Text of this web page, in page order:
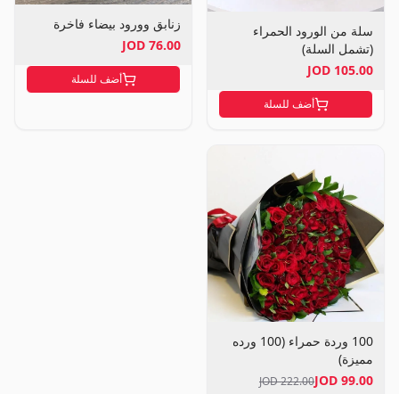
سلة من الورود الحمراء
(تشمل السلة)
105.00 JOD
أضف للسلة
زنابق وورود بيضاء فاخرة
76.00 JOD
أضف للسلة
100 وردة حمراء (100 ورده
مميزة)
99.00 JOD
222.00 JOD